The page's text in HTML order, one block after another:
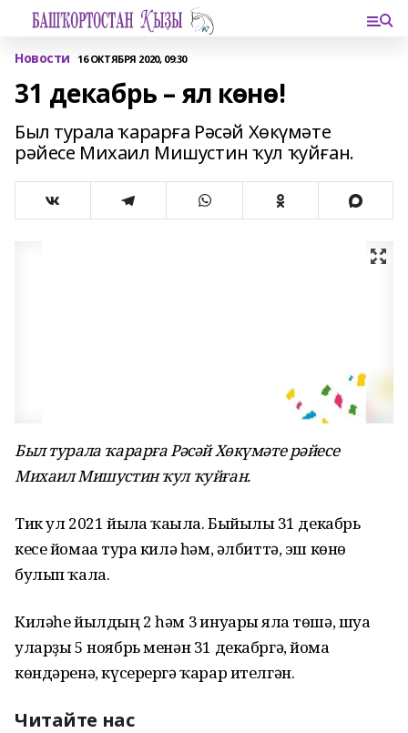
Новости 16 ОКТЯБРЯ 2020, 09:30
31 декабрь – ял көнө!
Был турала ҡарарға Рәсәй Хөкүмәте
рәйесе Михаил Мишустин ҡул ҡуйған.
Был турала ҡарарға Рәсәй Хөкүмәте рәйесе
Михаил Мишустин ҡул ҡуйған.
Тик ул 2021 йылға ҡағыла. Быйылғы 31 декабрь
кесе йомаға тура килә һәм, әлбиттә, эш көнө
булып ҡала.
Киләһе йылдың 2 һәм 3 ғинуары ялға төшә, шуға
уларҙы 5 ноябрь менән 31 декабргә, йома
көндәренә, күсерергә ҡарар ителгән.
Читайте нас